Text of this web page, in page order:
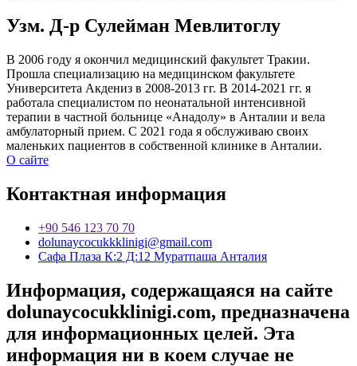
Узм. Д-р Сулейман Мевлитоглу
В 2006 году я окончил медицинский факультет Тракии.
Прошла специализацию на медицинском факультете
Университета Акдениз в 2008-2013 гг. В 2014-2021 гг. я
работала специалистом по неонатальной интенсивной
терапии в частной больнице «Анадолу» в Анталии и вела
амбулаторный прием. С 2021 года я обслуживаю своих
маленьких пациентов в собственной клинике в Анталии.
О сайте
Контактная информация
+90 546 123 70 70
dolunaycocukkklinigi@gmail.com
Сафа Плаза К:2 Д:12 Муратпаша Анталия
Информация, содержащаяся на сайте
dolunaycocukklinigi.com, предназначена
для информационных целей. Эта
информация ни в коем случае не